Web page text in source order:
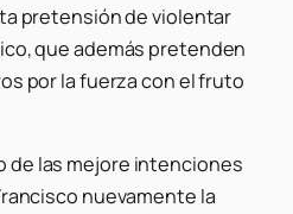
pretensión de violentar
que además pretenden
por la fuerza con el fruto
de las mejore intenciones
nuevamente la